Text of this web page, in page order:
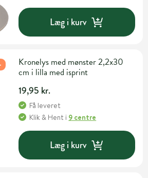
Læg i kurv
Kronelys med mønster 2,2x30
cm i lilla med isprint
19,95 kr.
Få leveret
Klik & Hent i 9 centre
Læg i kurv